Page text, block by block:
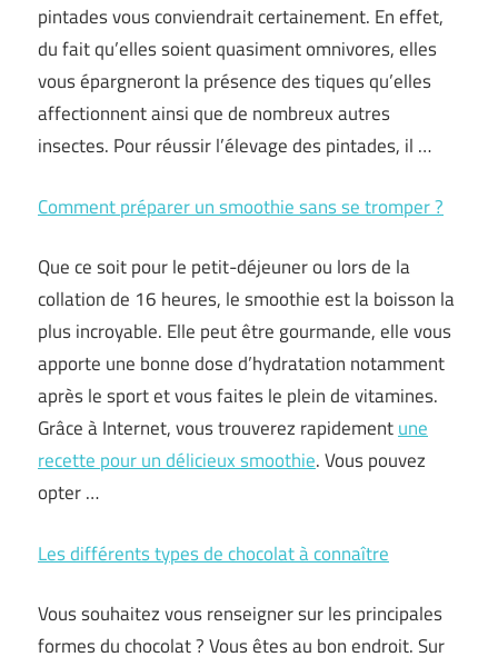
pintades vous conviendrait certainement. En effet,
du fait qu’elles soient quasiment omnivores, elles
vous épargneront la présence des tiques qu’elles
affectionnent ainsi que de nombreux autres
insectes. Pour réussir l’élevage des pintades, il …
Comment préparer un smoothie sans se tromper ?
Que ce soit pour le petit-déjeuner ou lors de la
collation de 16 heures, le smoothie est la boisson la
plus incroyable. Elle peut être gourmande, elle vous
apporte une bonne dose d’hydratation notamment
après le sport et vous faites le plein de vitamines.
Grâce à Internet, vous trouverez rapidementune
recette pour un délicieux smoothie. Vous pouvez
opter …
Les différents types de chocolat à connaître
Vous souhaitez vous renseigner sur les principales
formes du chocolat ? Vous êtes au bon endroit. Sur